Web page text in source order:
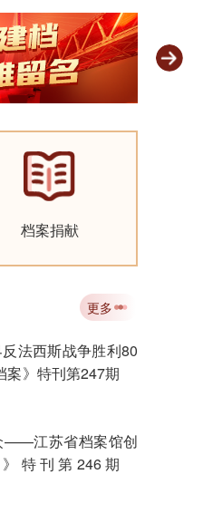
档案捐献
更多
法西斯战争胜利80
案》特刊第247期
——江苏省档案馆创
特刊第246期